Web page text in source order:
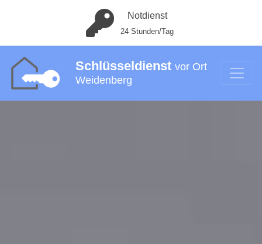
Notdienst
24 Stunden/Tag
Schlüsseldienst vor Ort
Weidenberg